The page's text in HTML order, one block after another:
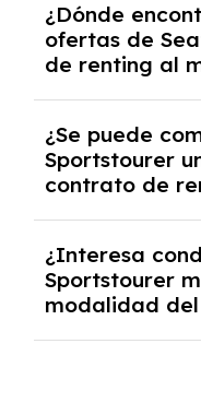
autónomos,
algunos casos,
inicial.
¿Dónde
ofertas de
de renting al
mejores ofertas
todos los gastos
entradas.
¿Se puede
Sportstourer
contrato de
renting se puede
caso tendrán que
cantidad de
del mercado
¿Interesa
Sportstourer
modalidad